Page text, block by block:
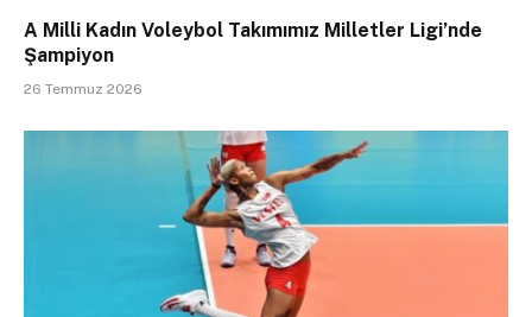
A Milli Kadın Voleybol Takımımız Milletler Ligi’nde
Şampiyon
26 Temmuz 2026